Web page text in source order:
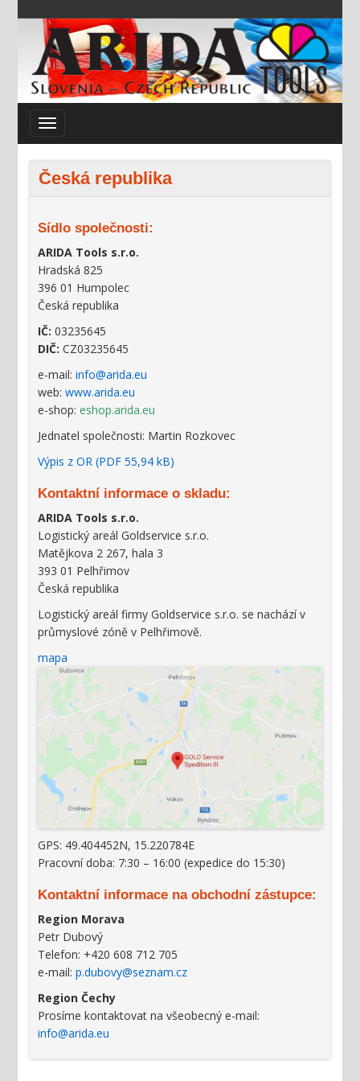
Česká republika
Sídlo společnosti:
ARIDA Tools s.r.o.
Hradská 825
396 01 Humpolec
Česká republika
IČ: 03235645
DIČ: CZ03235645
e-mail:info@arida.eu
web:www.arida.eu
e-shop:eshop.arida.eu
Jednatel společnosti: Martin Rozkovec
Výpis z OR (PDF 55,94 kB)
Kontaktní informace o skladu:
ARIDA Tools s.r.o.
Logistický areál Goldservice s.r.o.
Matějkova 2 267, hala 3
393 01 Pelhřimov
Česká republika
Logistický areál firmy Goldservice s.r.o. se nachází v
průmyslové zóně v Pelhřimově.
mapa
GPS: 49.404452N, 15.220784E
Pracovní doba: 7:30 – 16:00 (expedice do 15:30)
Kontaktní informace na obchodní zástupce:
Region Morava
Petr Dubový
Telefon: +420 608 712 705
e-mail:p.dubovy@seznam.cz
Region Čechy
Prosíme kontaktovat na všeobecný e-mail:
info@arida.eu